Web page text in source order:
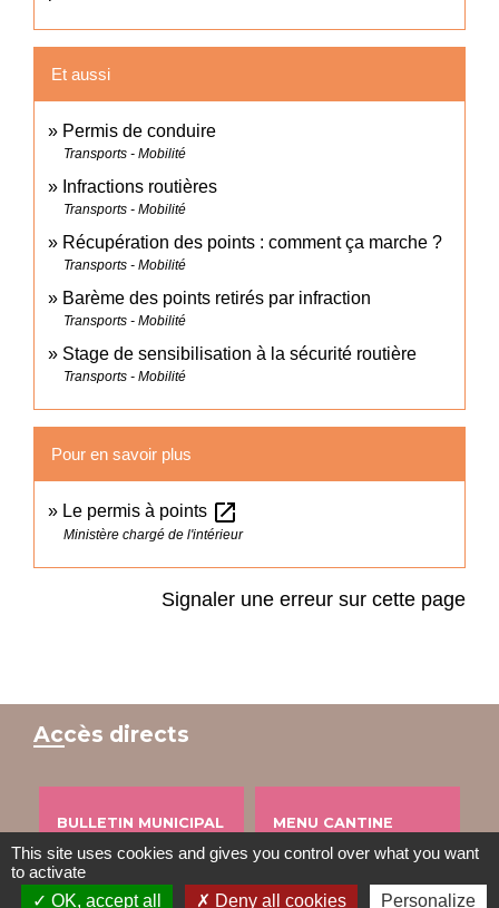
Et aussi
Permis de conduire
Transports - Mobilité
Infractions routières
Transports - Mobilité
Récupération des points : comment ça marche ?
Transports - Mobilité
Barème des points retirés par infraction
Transports - Mobilité
Stage de sensibilisation à la sécurité routière
Transports - Mobilité
Pour en savoir plus
Le permis à points open_in_new
Ministère chargé de l'intérieur
Signaler une erreur sur cette page
Accès directs
BULLETIN MUNICIPAL
import_contacts
MENU CANTINE
local_dining
This site uses cookies and gives you control over what you want
to activate
OK, accept all
Deny all cookies Personalize